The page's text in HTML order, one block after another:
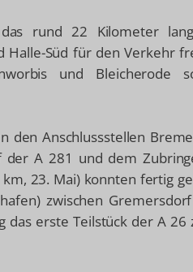
rund 22 Kilometer
Halle-Süd für den Verkehr
und
den Anschlussstellen
der A 281 und dem
23. Mai) konnten fertig
zwischen
erste Teilstück der A